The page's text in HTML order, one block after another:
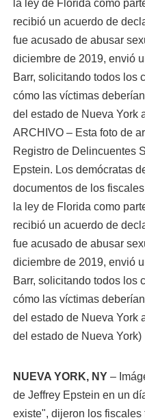
ARCHIVO – Esta foto de
Registro de Delincuentes
Epstein. Los demócratas
documentos de los
la ley de Florida como
recibió un acuerdo de
fue acusado de abusar
diciembre de 2019, envió
Barr, solicitando todos los
cómo las víctimas
del estado de Nueva York
del estado de Nueva York)
NUEVA YORK, NY –
de Jeffrey Epstein en un
existe", dijeron los